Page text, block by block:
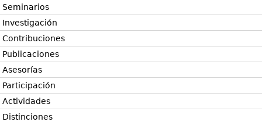
c
v
Seminarios
Investigación
Contribuciones
Publicaciones
Asesorías
Participación
Actividades
Distinciones